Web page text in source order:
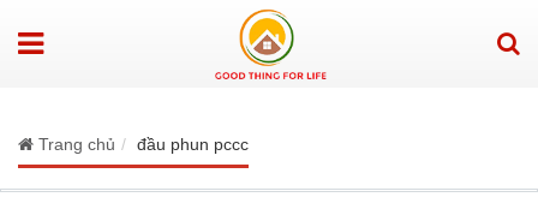
Trang chủ đầu phun pccc